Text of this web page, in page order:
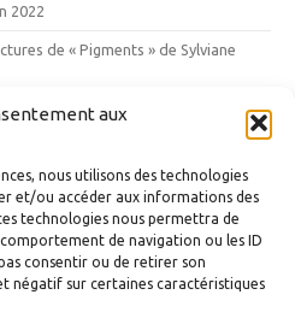
aux
nous utilisons des technologies
et/ou accéder aux informations des
technologies nous permettra de
de navigation ou les ID
consentir ou de retirer son
négatif sur certaines caractéristiques
2022
de « Pigments » de Sylviane
des Mille Poètes
Média
Médiathèque du